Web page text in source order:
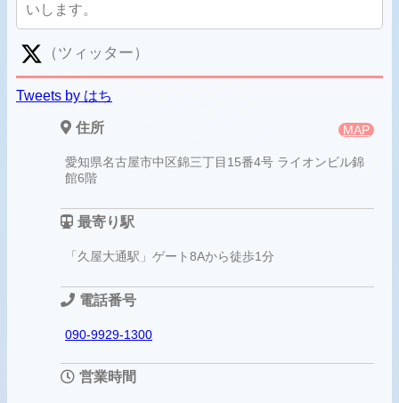
いします。
（ツィッター）
Tweets by はち
住所
愛知県名古屋市中区錦三丁目15番4号 ライオンビル錦
館6階
MAP
最寄り駅
「久屋大通駅」ゲート8Aから徒歩1分
電話番号
090-9929-1300
営業時間